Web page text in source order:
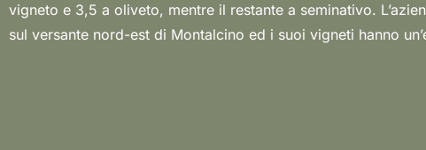
vigneto e 3,5 a oliveto, mentre il restante a seminativo.
sul versante nord-est di Montalcino ed i suoi vigneti hanno